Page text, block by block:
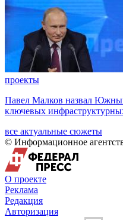
проекты
Павел Малков назвал
ключевых
все актуальные сюжеты
© Информационное
О проекте
Реклама
Редакция
Авторизация